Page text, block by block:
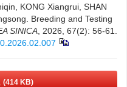
KONG Xiangrui, SHAN
Breeding and Testing
SINICA , 2026, 67(2): 56-61.
(414 KB)